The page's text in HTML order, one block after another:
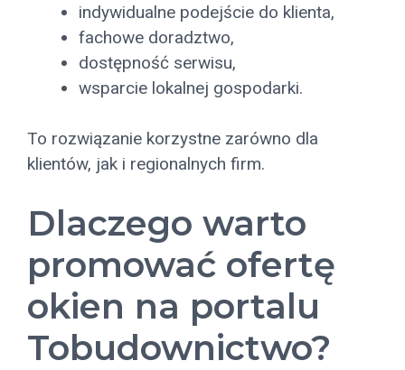
indywidualne podejście do klienta,
fachowe doradztwo,
dostępność serwisu,
wsparcie lokalnej gospodarki.
To rozwiązanie korzystne zarówno dla
klientów, jak i regionalnych firm.
Dlaczego warto
promować ofertę
okien na portalu
Tobudownictwo?